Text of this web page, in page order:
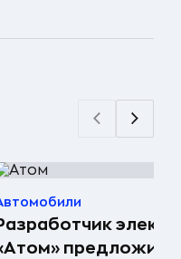
предложил